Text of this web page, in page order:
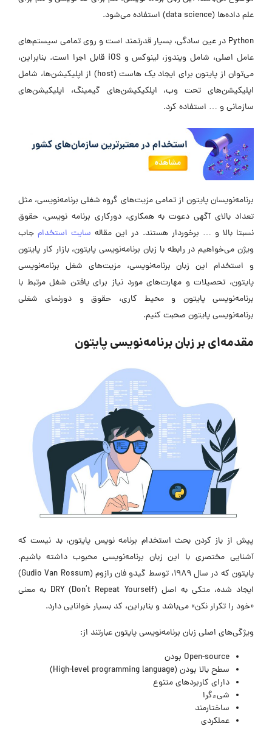
علم داده‌ها (data science) استفاده می‌شود.
Python در عین سادگی، بسیار قدرتمند است و روی تمامی سیستم‌های
عامل اصلی، شامل ویندوز، لینوکس و iOS قابل اجرا است. بنابراین،
می‌توان از پایتون برای ایجاد یک هاست (host) از اپلیکیشن‌ها، شامل
اپلیکیشن‌های تحت وب، اپلکیکیشن‌های گیمینگ، اپلیکیشن‌های
سازمانی و … استفاده کرد.
برنامه‌نویسان پایتون از تمامی مزیت‌های گروه شغلی برنامه‌نویسی، مثل
تعداد بالای آگهی دعوت به همکاری، دورکاری برنامه نویسی، حقوق
نسبتا بالا و … برخوردار هستند. در این مقاله سایت استخدامجاب
ویژن می‌خواهیم در رابطه با زبان برنامه‌نویسی پایتون، بازار کار پایتون
و استخدام این زبان برنامه‌نویسی، مزیت‌های شغل برنامه‌نویسی
پایتون، تحصیلات و مهارت‌های مورد نیاز برای یافتن شغل مرتبط با
برنامه‌نویسی پایتون و محیط کاری، حقوق و دورنمای شغلی
برنامه‌نویسی پایتون صحبت کنیم.
مقدمه‌ای بر زبان برنامه‌نویسی پایتون
پیش از باز کردن بحث استخدام برنامه نویس پایتون، بد نیست که
آشنایی مختصری با این زبان برنامه‌نویسی محبوب داشته باشیم.
پایتون که در سال ۱۹۸۹، توسط گیدو فان رازوم (Gudio Van Rossum)
ایجاد شده، متکی به اصل (DRY (Don’t Repeat Yourself به معنی
«خود را تکرار نکن» می‌باشد و بنابراین، کد بسیار خوانایی دارد.
ویژگی‌های اصلی زبان برنامه‌نویسی پایتون عبارتند از:
Open-source بودن
سطح بالا بودن (High-level programming language)
دارای کاربردهای متنوع
شیء‌گرا
ساختارمند
عملکردی